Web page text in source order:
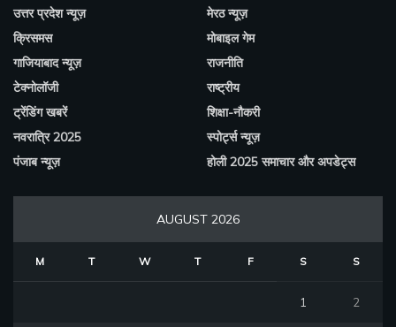
उत्तर प्रदेश न्यूज़
क्रिसमस
गाजियाबाद न्यूज़
टेक्नोलॉजी
ट्रेंडिंग खबरें
नवरात्रि 2025
पंजाब न्यूज़
मेरठ न्यूज़
मोबाइल गेम
राजनीति
राष्ट्रीय
शिक्षा-नौकरी
स्पोर्ट्स न्यूज़
होली 2025 समाचार और अपडेट्स
AUGUST 2026
M T W T F S S
1 2